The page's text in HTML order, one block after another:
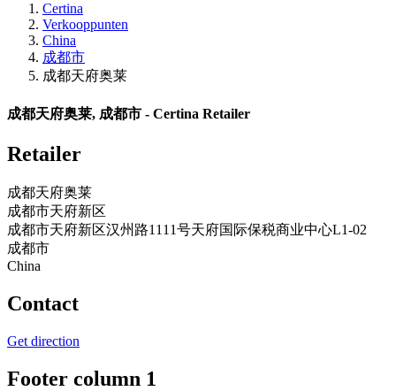
Certina
Verkooppunten
China
成都市
成都天府奥莱
成都天府奥莱, 成都市 - Certina Retailer
Retailer
成都天府奥莱
成都市天府新区
成都市天府新区汉州路1111号天府国际保税商业中心L1-02
成都市
China
Contact
Get direction
Footer column 1